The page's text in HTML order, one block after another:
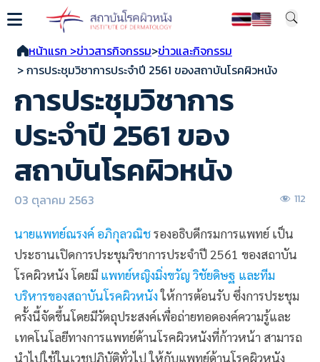
หน้าแรก >ข่าวสารกิจกรรม>ข่าวและกิจกรรม
> การประชุมวิชาการประจำปี 2561 ของสถาบันโรคผิวหนัง
การประชุมวิชาการ
ประจำปี 2561 ของ
สถาบันโรคผิวหนัง
03 ตุลาคม 2563 112
นายแพทย์ณรงค์ อภิกุลวณิชรองอธิบดีกรมการแพทย์ เป็น
ประธานเปิดการประชุมวิชาการประจำปี 2561 ของสถาบัน
โรคผิวหนัง โดยมีแพทย์หญิงมิ่งขวัญ วิชัยดิษฐ และทีม
บริหารของสถาบันโรคผิวหนังให้การต้อนรับ ซึ่งการประชุม
ครั้งนี้จัดขึ้นโดยมีวัตถุประสงค์เพื่อถ่ายทอดองค์ความรู้และ
เทคโนโลยีทางการแพทย์ด้านโรคผิวหนังที่ก้าวหน้า สามารถ
นำไปใช้ในเวชปฏิบัติทั่วไป ให้กับแพทย์ด้านโรคผิวหนัง